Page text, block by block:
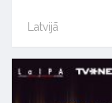
Latvijā